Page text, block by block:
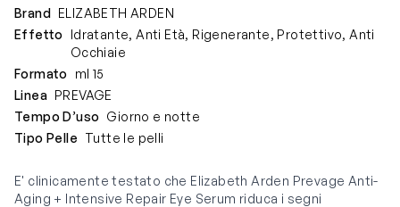
Brand ELIZABETH ARDEN
Effetto
Idratante, Anti Età, Rigenerante, Protettivo, Anti
Occhiaie
Formato
ml 15
Linea PREVAGE
Tempo D’uso Giorno e notte
Tipo Pelle Tutte le pelli
E' clinicamente testato che Elizabeth Arden Prevage Anti-
Aging + Intensive Repair Eye Serum riduca i segni